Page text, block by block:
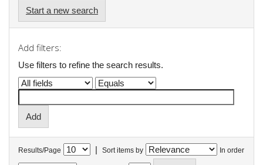
Start a new search
Add filters:
Use filters to refine the search results.
Results/Page | Sort items by In order